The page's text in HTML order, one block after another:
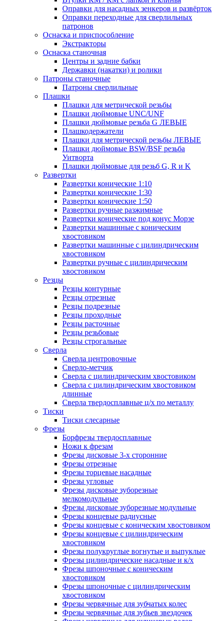
Оправки для насадных зенкеров и развёрток
Оправки переходные для сверлильных
патронов
Оснаска и приспособление
Экстракторы
Оснаска станочная
Центры и задние бабки
Державки (накатки) и ролики
Патроны станочные
Патроны сверлильные
Плашки
Плашки для метрической резьбы
Плашки дюймовые UNC/UNF
Плашки дюймовые резьба G ЛЕВЫЕ
Плашкодержатели
Плашки для метрической резьбы ЛЕВЫЕ
Плашки дюймовые BSW/BSF резьба
Уитворта
Плашки дюймовые для резьб G, R и K
Развертки
Развертки конические 1:10
Развертки конические 1:30
Развертки конические 1:50
Развертки ручные разжимные
Развертки конические под конус Морзе
Развертки машинные с коническим
хвостовиком
Развертки машинные с цилиндрическим
хвостовиком
Развертки ручные с цилиндрическим
хвостовиком
Резцы
Резцы контурные
Резцы отрезные
Резцы подрезные
Резцы проходные
Резцы расточные
Резцы резьбовые
Резцы строгальные
Сверла
Сверла центровочные
Сверло-метчик
Сверла с цилиндрическим хвостовиком
Сверла с цилиндрическим хвостовиком
длинные
Сверла твердосплавные ц/х по металлу
Тиски
Тиски слесарные
Фрезы
Борфрезы твердосплавные
Ножи к фрезам
Фрезы дисковые 3-х сторонние
Фрезы отрезные
Фрезы торцевые насадные
Фрезы угловые
Фрезы дисковые зуборезные
мелкомодульные
Фрезы дисковые зуборезные модульные
Фрезы концевые радиусные
Фрезы концевые с коническим хвостовиком
Фрезы концевые с цилиндрическим
хвостовиком
Фрезы полукруглые вогнутые и выпуклые
Фрезы цилиндрические насадные и к/х
Фрезы шпоночные с коническим
хвостовиком
Фрезы шпоночные с цилиндрическим
хвостовиком
Фрезы червячные для зубчатых колес
Фрезы червячные для зубьев звездочек